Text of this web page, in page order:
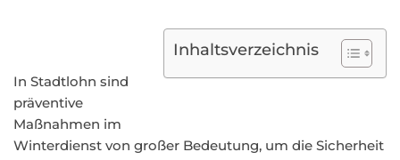
Inhaltsverzeichnis
In Stadtlohn sind
präventive
Maßnahmen im
Winterdienst von großer Bedeutung, um die Sicherheit